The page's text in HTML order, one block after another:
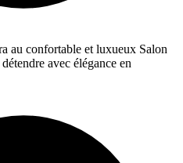
au confortable et luxueux Salon
avec élégance en